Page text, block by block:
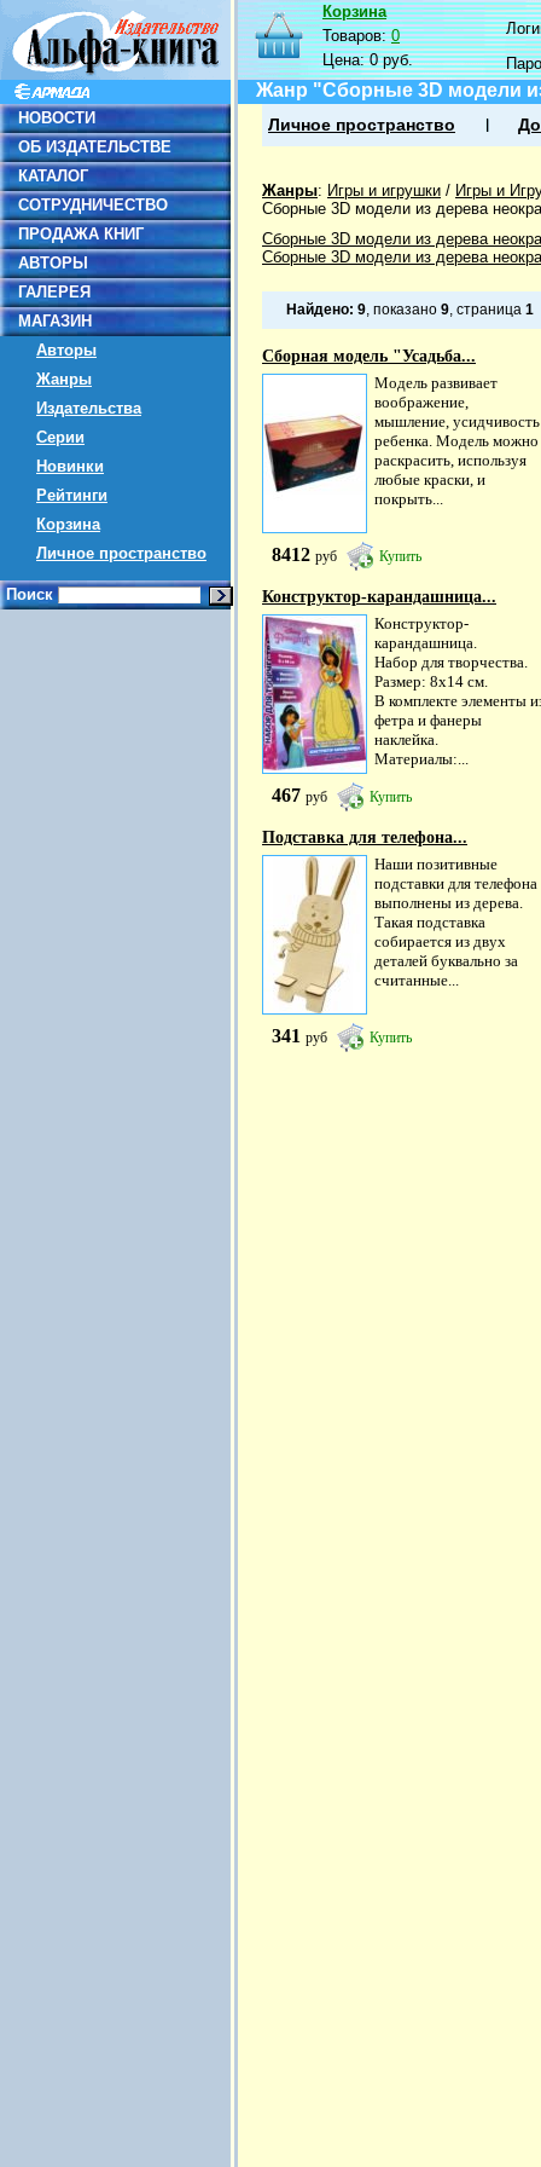
НОВОСТИ
ОБ ИЗДАТЕЛЬСТВЕ
КАТАЛОГ
СОТРУДНИЧЕСТВО
ПРОДАЖА КНИГ
АВТОРЫ
ГАЛЕРЕЯ
МАГАЗИН
Авторы
Жанры
Издательства
Серии
Новинки
Рейтинги
Корзина
Личное пространство
Поиск
Корзина
Товаров:0
Цена:0 руб.
Жанр "Сборные 3D модели
Личное пространство
Жанры: Игры и игрушки / Игры и
Сборные 3D модели из дерева
Сборные 3D модели из дерева
Сборные 3D модели из дерева
Найдено: 9, показано 9, страница 1
Сборная модель "Усадьба...
Модель развивает
воображение,
мышление, усидчивость
ребенка. Модель можно
раскрасить, используя
любые краски, и
покрыть...
8412 руб Купить
Конструктор-карандашница...
Конструктор-
карандашница.
Набор для творчества.
Размер: 8х14 см.
В комплекте элементы
фетра и фанеры
наклейка.
Материалы:...
467 руб Купить
Подставка для телефона...
Наши позитивные
подставки для телефона
выполнены из дерева.
Такая подставка
собирается из двух
деталей буквально за
считанные...
341 руб Купить